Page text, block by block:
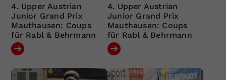
4. Upper Austrian
Junior Grand Prix
Mauthausen: Coups
für Rabl & Behrmann
4. Upper Austrian
Junior Grand Prix
Mauthausen: Coups
für Rabl & Behrmann